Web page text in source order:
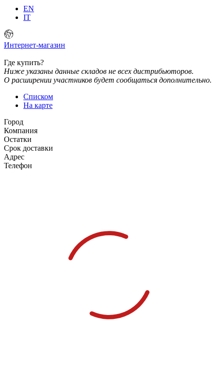
EN
IT
Интернет-магазин
Где купить?
Ниже указаны данные складов не всех дистрибьюторов.
О расширении участников будет сообщаться дополнительно.
Списком
На карте
Город
Компания
Остатки
Срок доставки
Адрес
Телефон